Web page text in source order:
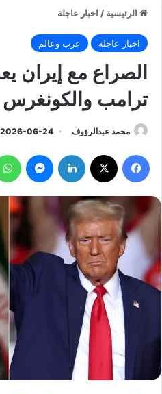
الرئيسية / اخبار عاجلة
اخبار عاجلة عرب وعالم
الصراع مع إيران
ترامب والكونغرس
محمد عبدالرؤوف 2026-06-24